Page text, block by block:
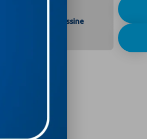
Assine